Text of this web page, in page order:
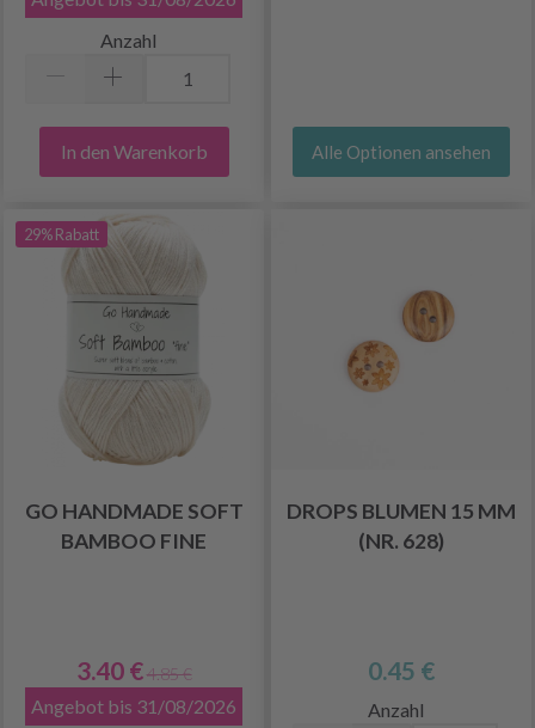
Anzahl
In den Warenkorb Alle Optionen ansehen
29% Rabatt
GO HANDMADE SOFT
BAMBOO FINE
3.40 € 4.85 €
Angebot bis 31/08/2026
DROPS BLUMEN 15 MM
(NR. 628)
0.45 €
Anzahl